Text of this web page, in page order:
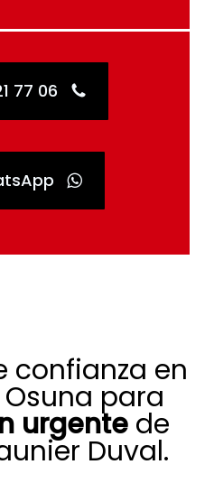
77 06
confianza en
para
urgentede
Duval.